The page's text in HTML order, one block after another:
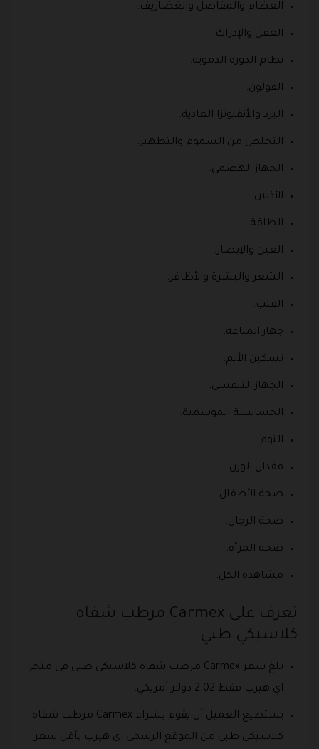
العظام والمفاصل والغضاريف.
العقل والإدراك.
نظام الدورة الدموية.
القولون.
البرد والأنفلونزا العادية.
التخلص من السموم والتطهير.
الجهاز الهضمي.
الأذنين.
الطاقة.
العين والإبصار.
الشعر والبشرة والأظافر.
القلب.
جهاز المناعة.
تسكين الألم.
الجهاز التنفسي.
الحساسية الموسمية.
النوم.
فقدان الوزن.
صحة الأطفال.
صحة الرجال.
صحة المرأة.
مشاهدة الكل.
تعرف على Carmex‏ مرطب شفاه
كلاسيكي طبي
بلغ سعر Carmex‏ مرطب شفاه كلاسيكي طبي في متجر
اي هيرب فقط 2.02 دولار أمريكي.
يستطيع العميل أن يقوم بشراء Carmex‏ مرطب شفاه
كلاسيكي طبي من الموقع الرسمي اي هيرب بأقل سعر